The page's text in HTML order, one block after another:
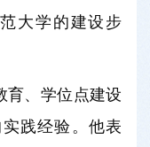
大学的建设步
育、学位点建设
践经验。他表